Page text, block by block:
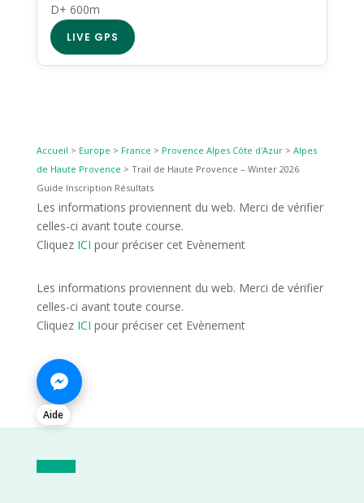
D+ 600m
LIVE GPS
Accueil > Europe > France > Provence Alpes Côte d'Azur> Alpes
de Haute Provence > Trail de Haute Provence – Winter 2026
Guide Inscription Résultats
Les informations proviennent du web. Merci de vérifier
celles-ci avant toute course.
Cliquez ICI pour préciser cet Evènement
Les informations proviennent du web. Merci de vérifier
celles-ci avant toute course.
Cliquez ICI pour préciser cet Evènement
Aide